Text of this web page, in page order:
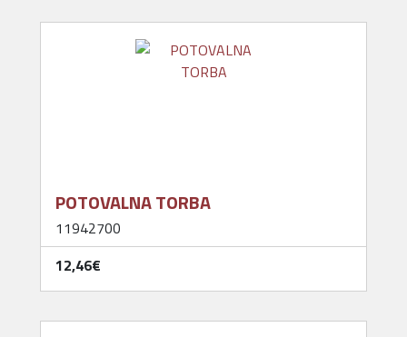
POTOVALNA TORBA
11942700
12,46‎€